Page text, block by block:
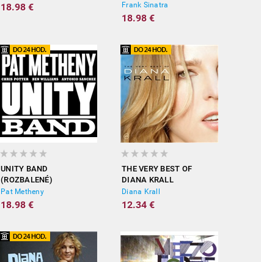
18.98 € Frank Sinatra
18.98 €
UNITY BAND
(ROZBALENÉ)
Pat Metheny
18.98 €
THE VERY BEST OF
DIANA KRALL
Diana Krall
12.34 €